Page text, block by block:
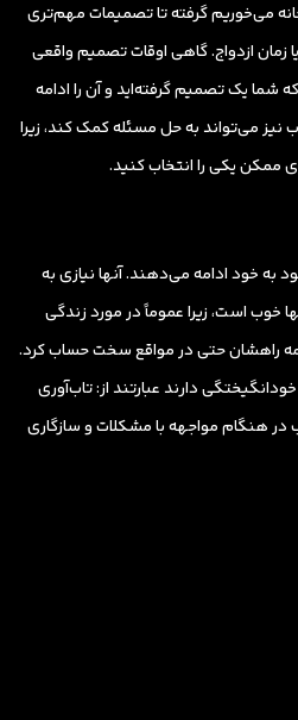
می‌خوریم گرفته تا تصمیمات مهم‌تری
زمان ازدواج. گاهی اوقات تصمیم واقعی
یک تصمیم گرفته‌اید و آن را ادامه
نیز می‌تواند به حل مسئله کمک کند، زیرا
ممکن یکی را انتخاب کنید.
به خود ادامه می‌دهند. آنها نیازی به
خوب است، زیرا عموماً در مورد زندگی
راهشان حتی در مواقع سخت حساب کرد.
دارند عبارتند از: تاب‌آوری
هنگام مواجهه با مشکلات و سازگاری